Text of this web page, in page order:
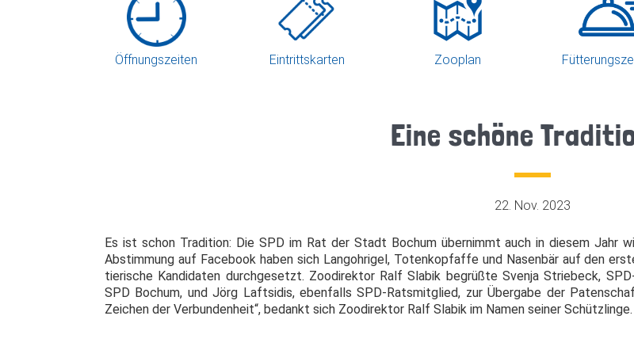
Öffnungszeiten Eintrittskarten Zooplan
Eine schöne
22. Nov. 2023
Es ist schon Tradition: Die SPD im Rat der Stadt Bochum übernimmt auch in diesem Jahr
Abstimmung auf Facebook haben sich Langohrigel, Totenkopfaffe und Nasenbär auf den
tierische Kandidaten durchgesetzt. Zoodirektor Ralf Slabik begrüßte Svenja Striebeck,
SPD Bochum, und Jörg Laftsidis, ebenfalls SPD-Ratsmitglied, zur Übergabe der
Zeichen der Verbundenheit“, bedankt sich Zoodirektor Ralf Slabik im Namen seiner Schützlinge.